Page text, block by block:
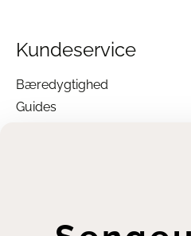
Kundeservice
Bæredygtighed
Guides